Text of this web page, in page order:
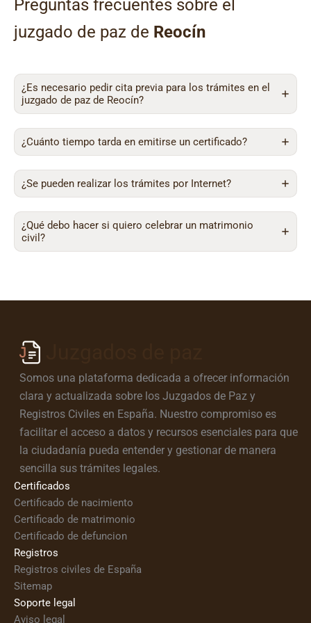
Preguntas frecuentes sobre el
juzgado de paz de Reocín
¿Es necesario pedir cita previa para los trámites en el
juzgado de paz de Reocín?
¿Cuánto tiempo tarda en emitirse un certificado?
¿Se pueden realizar los trámites por Internet?
¿Qué debo hacer si quiero celebrar un matrimonio
civil?
Somos una plataforma dedicada a ofrecer información
clara y actualizada sobre los Juzgados de Paz y
Registros Civiles en España. Nuestro compromiso es
facilitar el acceso a datos y recursos esenciales para que
la ciudadanía pueda entender y gestionar de manera
sencilla sus trámites legales.
Certificados
Certificado de nacimiento
Certificado de matrimonio
Certificado de defuncion
Registros
Registros civiles de España
Sitemap
Soporte legal
Aviso legal